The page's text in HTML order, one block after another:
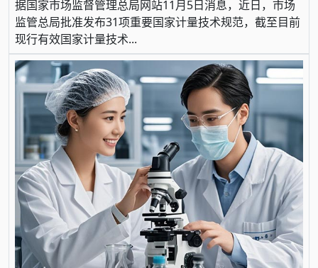
据国家市场监督管理总局网站11月5日消息，近日，市场
监管总局批准发布31项重要国家计量技术规范，截至目前
现行有效国家计量技术...